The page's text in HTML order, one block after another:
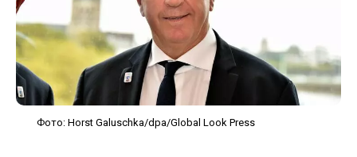
Фото: Horst Galuschka/dpa/Global Look Press